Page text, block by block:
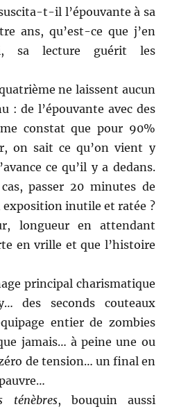
t-il l’épouvante à sa
ans, qu’est-ce que j’en
sa lecture guérit les
ne laissent aucun
: de l’épouvante avec des
constat que pour 90%
on sait ce qu’on vient y
ce qu’il y a dedans.
passer 20 minutes de
exposition inutile et ratée ?
longueur en attendant
en vrille et que l’histoire
principal charismatique
des seconds couteaux
entier de zombies
jamais… à peine une ou
de tension… un final en
ténèbres, bouquin aussi